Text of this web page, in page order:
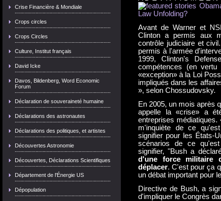
Crise Financière & Mondiale
Crops circles
Crops Circles
Culture, Institut français
David Icke
Davos, Bildenberg, Word Economic
Forum
Déclaration de souveraineté humaine
Déclarations des astronautes
Déclarations des politiques, et artistes
Découvertes Astronomie
Découvertes, Déclarations Scientifiques
Département de l'Énergie US
Dépopulation
Avant de Warner et
Clinton a permis aux
contrôle judiciaire et
permis à l'armée
1999, Clinton's
compétences (en
«exception» à la Loi
impliqués dans les
», selon Chossudovsky.
En 2005, un mois après
appelle la «crise» a
entreprises
m'inquiète de ce
signifier pour les États-
scénarios de ce
signifier, "Bush a
d'une force militaire
déplacer. C'est pour ça
un débat important pour
Directive de Bush, a
d'impliquer le Congrès